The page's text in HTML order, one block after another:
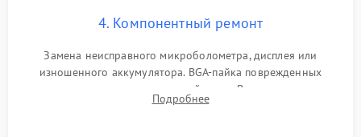
4. Компонентный ремонт
Замена неисправного микроболометра, дисплея или
изношенного аккумулятора. BGA-пайка поврежденных
контроллеров на материнской плате. Восстановление
разъемов и кнопок, замена поврежденных элементов
Подробнее